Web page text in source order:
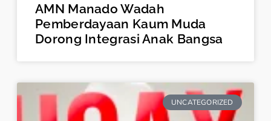
AMN Manado Wadah
Pemberdayaan Kaum Muda
Dorong Integrasi Anak Bangsa
UNCATEGORIZED